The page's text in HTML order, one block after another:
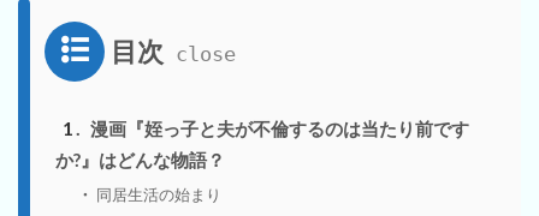
目次
1
漫画『姪っ子と夫が不倫するのは当たり前です
か?』はどんな物語？
同居生活の始まり